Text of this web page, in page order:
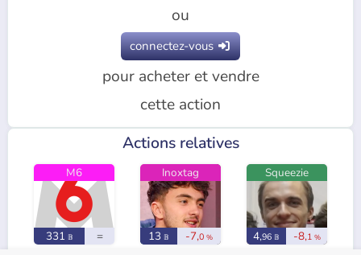
ou
connectez-vous
pour acheter et vendre
cette action
Actions relatives
M6
331 𝔹 =
Inoxtag
13 𝔹 -7,0 %
Squeezie
4,96 𝔹 -8,1 %